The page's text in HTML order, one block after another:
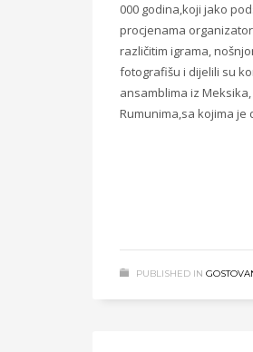
000 godina,koji jako
procjenama
različitim igrama,
fotografišu i dijelili su
ansamblima iz
Rumunima,sa kojima je
PUBLISHED IN